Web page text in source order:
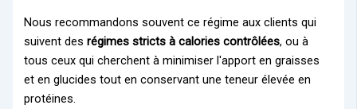
Nous recommandons souvent ce régime aux clients qui
suivent desrégimes stricts à calories contrôlées, ou à
tous ceux qui cherchent à minimiser l'apport en graisses
et en glucides tout en conservant une teneur élevée en
protéines.